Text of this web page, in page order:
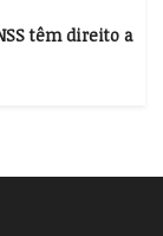
têm direito a